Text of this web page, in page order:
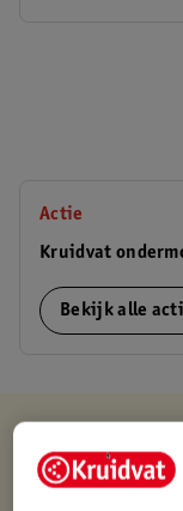
Actie
Kruidvat
Bekijk alle
Gratis ophalen in